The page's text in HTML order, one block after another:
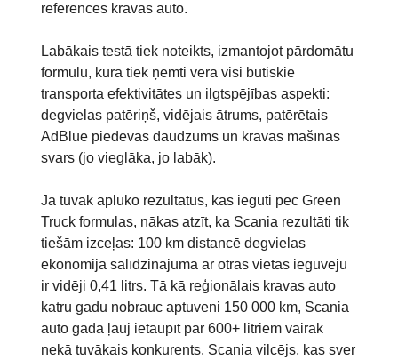
references kravas auto.
Labākais testā tiek noteikts, izmantojot pārdomātu
formulu, kurā tiek ņemti vērā visi būtiskie
transporta efektivitātes un ilgtspējības aspekti:
degvielas patēriņš, vidējais ātrums, patērētais
AdBlue piedevas daudzums un kravas mašīnas
svars (jo vieglāka, jo labāk).
Ja tuvāk aplūko rezultātus, kas iegūti pēc Green
Truck formulas, nākas atzīt, ka Scania rezultāti tik
tiešām izceļas: 100 km distancē degvielas
ekonomija salīdzinājumā ar otrās vietas ieguvēju
ir vidēji 0,41 litrs. Tā kā reģionālais kravas auto
katru gadu nobrauc aptuveni 150 000 km, Scania
auto gadā ļauj ietaupīt par 600+ litriem vairāk
nekā tuvākais konkurents. Scania vilcējs, kas sver